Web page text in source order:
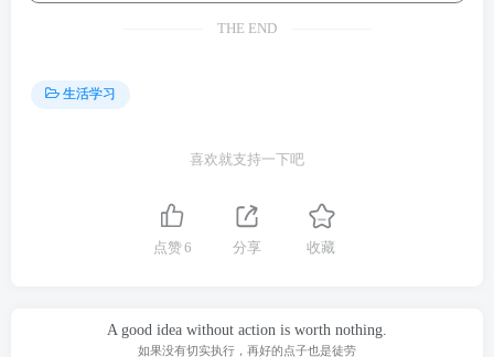
THE END
生活学习
喜欢就支持一下吧
点赞6 分享 收藏
A good idea without action is worth nothing.
如果没有切实执行，再好的点子也是徒劳